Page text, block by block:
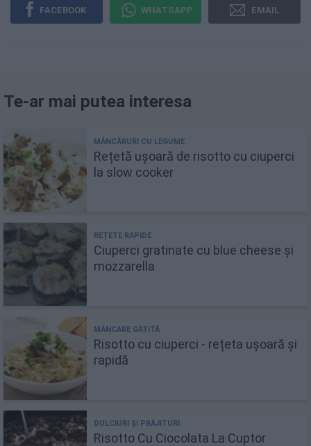
FACEBOOK WHATSAPP EMAIL
Te-ar mai putea interesa
Rețetă ușoară de risotto cu ciuperci
la slow cooker
Ciuperci gratinate cu blue cheese și
mozzarella
Risotto cu ciuperci - rețeta ușoară și
rapidă
Risotto Cu Ciocolata La Cuptor